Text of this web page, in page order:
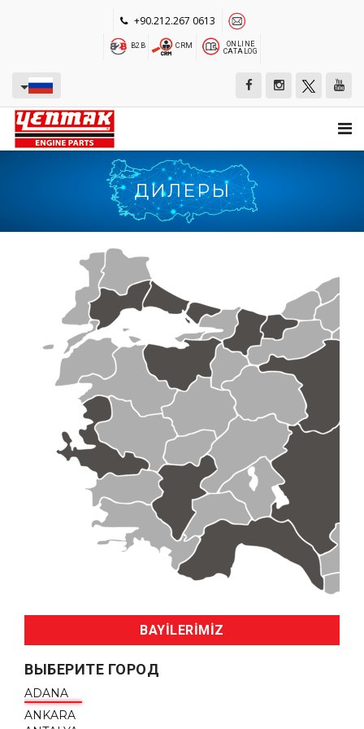
+90.212.267 0613
B2B CRM
ONLINE
CATALOG
ДИЛЕРЫ
BAYİLERİMİZ
ВЫБЕРИТЕ ГОРОД
ADANA
ANKARA